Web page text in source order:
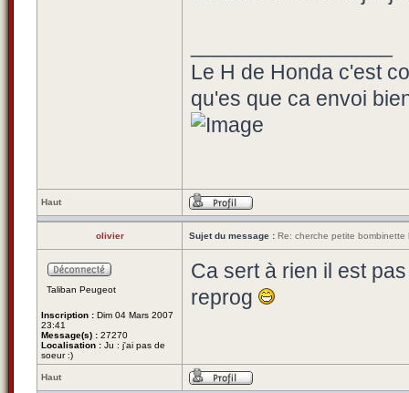
Le H de Honda c'est
qu'es que ca envoi
Haut
olivier Sujet du message : Re: cherche petite bombinette
Taliban Peugeot
Inscription : Dim 04 Mars 2007
23:41
Message(s) : 27270
Localisation : Ju : j'ai pas de
soeur :)
Ca sert à rien il est
reprog
Haut